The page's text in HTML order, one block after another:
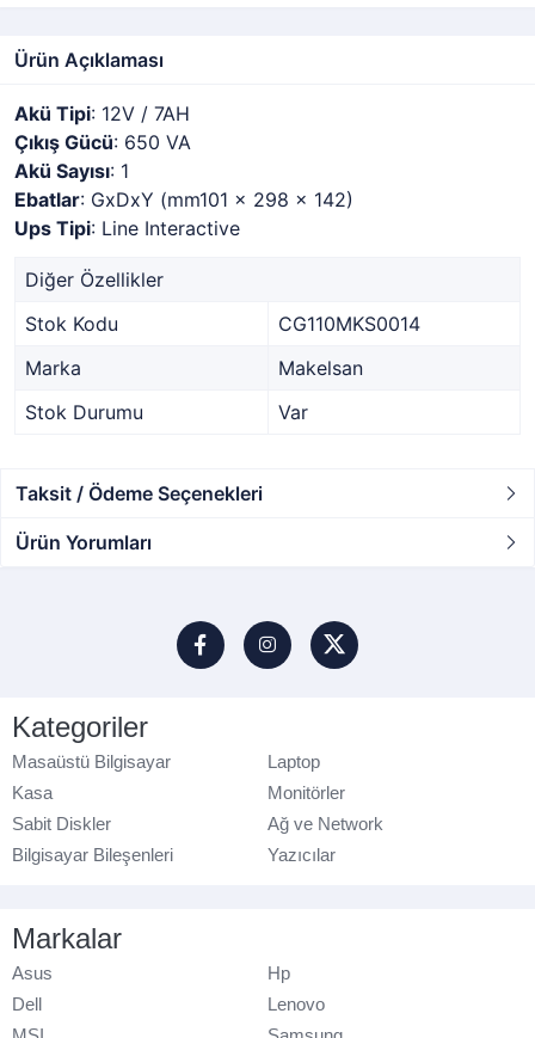
Ürün Açıklaması
Akü Tipi: 12V / 7AH
Çıkış Gücü: 650 VA
Akü Sayısı: 1
Ebatlar: GxDxY (mm101 x 298 x 142)
Ups Tipi: Line Interactive
Diğer Özellikler
Stok Kodu
CG110MKS0014
Marka
Makelsan
Stok Durumu
Var
Taksit / Ödeme Seçenekleri
Ürün Yorumları
Kategoriler
Masaüstü Bilgisayar
Laptop
Kasa
Monitörler
Sabit Diskler
Ağ ve Network
Bilgisayar Bileşenleri
Yazıcılar
Markalar
Asus
Hp
Dell
Lenovo